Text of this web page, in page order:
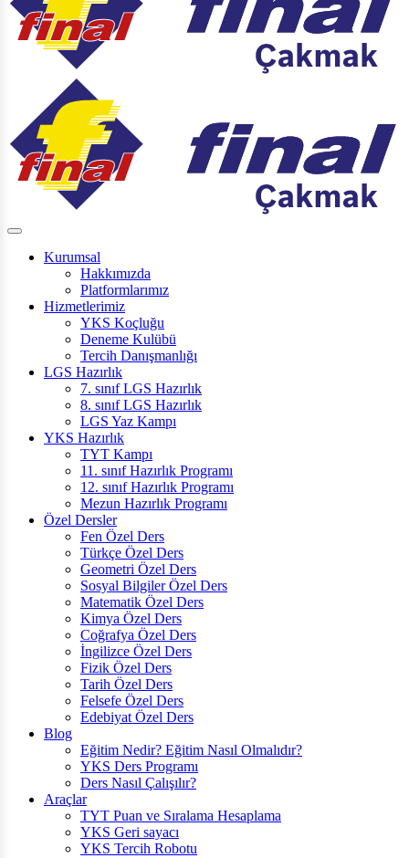
Kurumsal
Hakkımızda
Platformlarımız
Hizmetlerimiz
YKS Koçluğu
Deneme Kulübü
Tercih Danışmanlığı
LGS Hazırlık
7. sınıf LGS Hazırlık
8. sınıf LGS Hazırlık
LGS Yaz Kampı
YKS Hazırlık
TYT Kampı
11. sınıf Hazırlık Programı
12. sınıf Hazırlık Programı
Mezun Hazırlık Programı
Özel Dersler
Fen Özel Ders
Türkçe Özel Ders
Geometri Özel Ders
Sosyal Bilgiler Özel Ders
Matematik Özel Ders
Kimya Özel Ders
Coğrafya Özel Ders
İngilizce Özel Ders
Fizik Özel Ders
Tarih Özel Ders
Felsefe Özel Ders
Edebiyat Özel Ders
Blog
Eğitim Nedir? Eğitim Nasıl Olmalıdır?
YKS Ders Programı
Ders Nasıl Çalışılır?
Araçlar
TYT Puan ve Sıralama Hesaplama
YKS Geri sayacı
YKS Tercih Robotu